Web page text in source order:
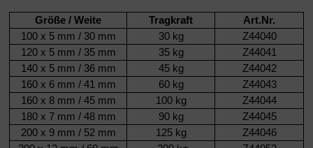
Größe / Weite Tragkraft
Art.Nr.
100 x 5 mm / 30 mm
30 kg
Z44040
120 x 5 mm / 35 mm
35 kg
Z44041
140 x 5 mm / 36 mm
45 kg
Z44042
160 x 6 mm / 41 mm 60 kg
Z44043
160 x 8 mm / 45 mm 100 kg
Z44044
180 x 7 mm / 48 mm 90 kg
Z44045
200 x 9 mm / 52 mm 125 kg
Z44046